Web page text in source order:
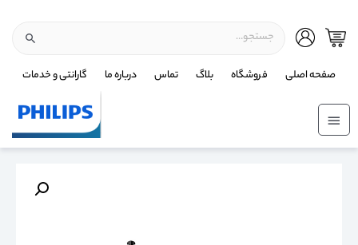
صفحه اصلی فروشگاه بلاگ تماس درباره ما گارانتی و خدمات